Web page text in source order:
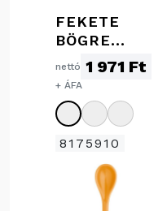
FEKETE
BÖGRE
SZÍNES
BELSŐVEL,
nettó 1 971 Ft
+ ÁFA
8175910